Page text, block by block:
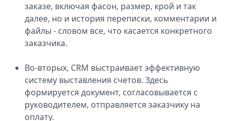
заказе, включая фасон, размер, крой и так
далее, но и история переписки, комментарии и
файлы - словом все, что касается конкретного
заказчика.
Во-вторых, CRM выстраивает эффективную
систему выставления счетов. Здесь
формируется документ, согласовывается с
руководителем, отправляется заказчику на
оплату.